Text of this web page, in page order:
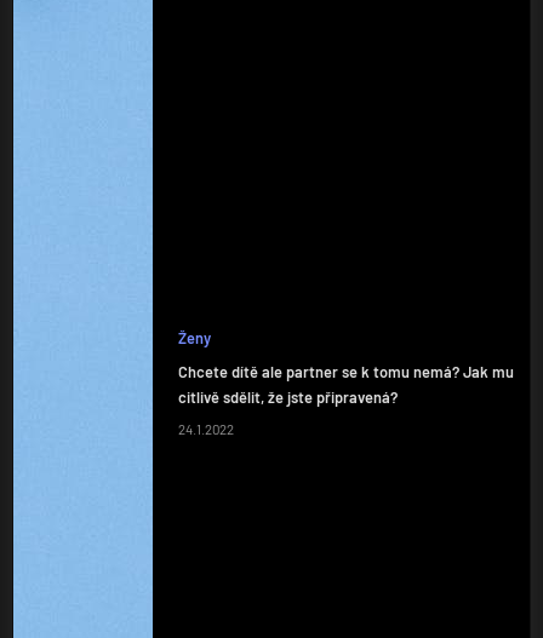
Ženy
Chcete dítě ale partner se k tomu nemá? Jak mu
citlivě sdělit, že jste připravená?
24.1.2022